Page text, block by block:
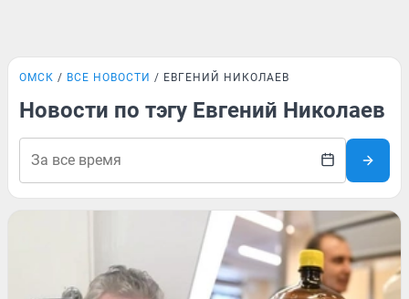
ОМСК ВСЕ НОВОСТИ ЕВГЕНИЙ НИКОЛАЕВ
Новости по тэгу Евгений Николаев